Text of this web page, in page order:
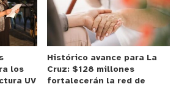
Antonio , que promete gran
y un intenso partido entre
destacada trayectoria regional.
de los compromisosse realizó
los
UV
Histórico avance para La
Cruz: $128 millones
fortalecerán la red de